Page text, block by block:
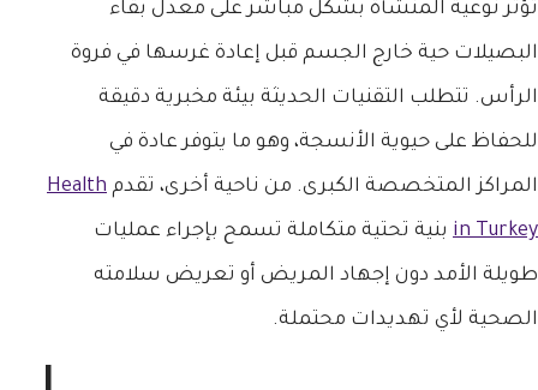
تؤثر نوعية المنشأة بشكل مباشر على معدل بقاء
البصيلات حية خارج الجسم قبل إعادة غرسها في فروة
الرأس. تتطلب التقنيات الحديثة بيئة مخبرية دقيقة
للحفاظ على حيوية الأنسجة، وهو ما يتوفر عادة في
المراكز المتخصصة الكبرى. من ناحية أخرى، تقدم Health
in Turkey بنية تحتية متكاملة تسمح بإجراء عمليات
طويلة الأمد دون إجهاد المريض أو تعريض سلامته
الصحية لأي تهديدات محتملة.